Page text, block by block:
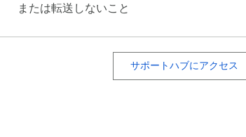
または転送しないこと
サポートハブにアクセス